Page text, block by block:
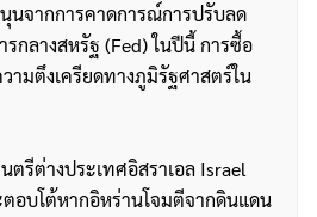
นจากการคาดการณ์การปรับลด
กลางสหรัฐ (Fed) ในปีนี้ การซื้อ
ามตึงเครียดทางภูมิรัฐศาสตร์ใน
รีต่างประเทศอิสราเอล Israel
ตอบโต้หากอิหร่านโจมตีจากดินแดน